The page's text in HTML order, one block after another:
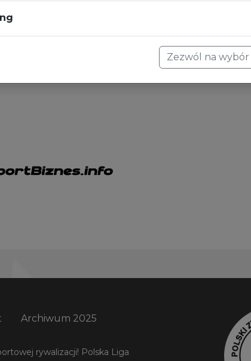
Archiwum 2025
rywalizacji! Polska Liga
Zezwól na wybór